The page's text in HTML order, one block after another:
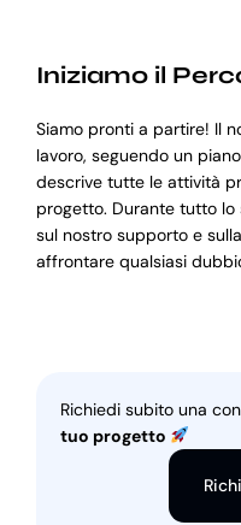
Iniziamo il
Siamo pronti a partire! Il
lavoro, seguendo un
descrive tutte le attività
progetto. Durante tutto
sul nostro supporto e
affrontare qualsiasi
Richiedi subito una
tuo progetto